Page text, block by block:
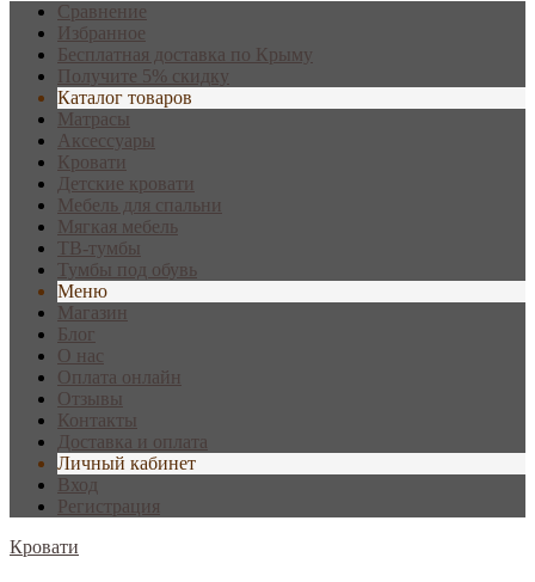
Сравнение
Избранное
Бесплатная доставка по Крыму
Получите 5% скидку
Каталог товаров
Матрасы
Аксессуары
Кровати
Детские кровати
Мебель для спальни
Мягкая мебель
ТВ-тумбы
Тумбы под обувь
Меню
Магазин
Блог
О нас
Оплата онлайн
Отзывы
Контакты
Доставка и оплата
Личный кабинет
Вход
Регистрация
Кровати